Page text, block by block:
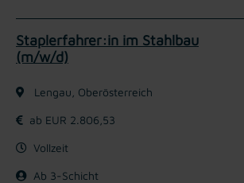
Staplerfahrer:in im Stahlbau
(m/w/d)
Lengau, Oberösterreich
ab EUR 2.806,53
Vollzeit
Ab 3-Schicht